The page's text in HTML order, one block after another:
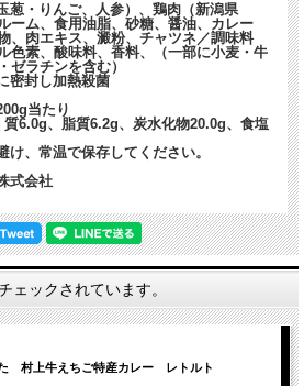
葱・りんご、人参）、鶏肉（新潟県
ーム、食用油脂、砂糖、醤油、カレー
、肉エキス、澱粉、チャツネ／調味料
色素、酸味料、香料、（一部に小麦・牛
ゼラチンを含む）
密封し加熱殺菌
当たり
6.0g、脂質6.2g、炭水化物20.0g、食塩
、常温で保存してください。
式会社
ェックされています。
村上牛えちご特産カレー レトルト